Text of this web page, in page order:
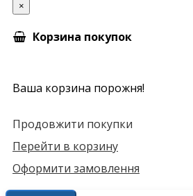
×
Корзина покупок
Ваша корзина порожня!
Продовжити покупки
Перейти в корзину
Оформити замовлення